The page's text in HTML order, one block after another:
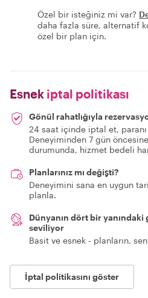
Özel bir isteğiniz mi var?
daha fazla süre, alternatif
özel bir plan için.
Esnek iptal politikası
Gönül rahatlığıyla
24 saat içinde iptal et,
Deneyiminden 7 gün
durumunda, hizmet bedeli
Planlarınız mı değişti?
Deneyimini sana en uygun
planla.
Dünyanın dört bir yanındaki
seviliyor
Basit ve esnek - planların,
İptal politikasını göster